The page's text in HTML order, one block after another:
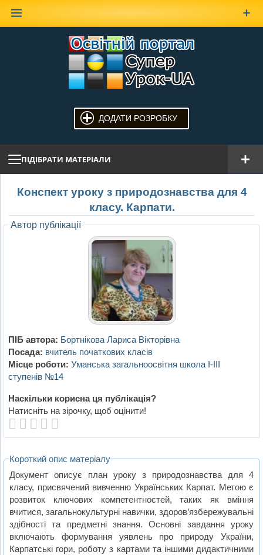
ДОДАТИ РОЗРОБКУ
ПІДІБРАТИ МАТЕРІАЛИ
Конспект уроку з природознавства для 4
класу. Карпати.
Автор публікації
ПІБ автора: Бортнікова Лариса Вікторівна
Посада: вчитель початкових класів
Місце роботи: Уманська загальноосвітня школа І-ІІІ
ступенів №14
Наскільки корисна ця публікація?
Натисніть на зірочку, щоб оцінити!
Короткий опис матеріалу
Документ описує план уроку з природознавства для 4
класу, присвячений вивченню Українських Карпат. Метою є
розвиток ключових компетентностей, таких як вміння
вчитися, загальнокультурні навички, здоров’язбережувальні
здібності та предметні знання. Основні завдання уроку
включають формування уявлень про природу України,
Карпатські гори, роботу з картами та іншими дидактичними